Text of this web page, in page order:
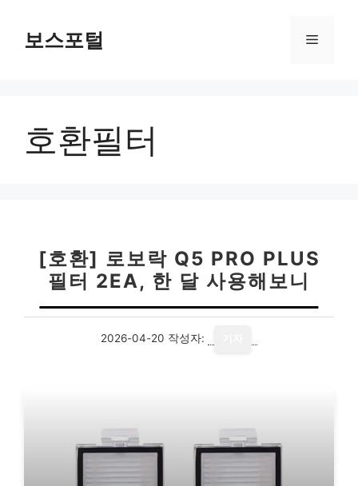
보스포털 메
호환필터
[호환] 로보락 Q5 PRO PLUS
필터 2EA, 한 달 사용해보니
2026-04-20 작성자: